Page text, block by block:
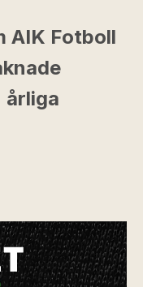
AIK Fotboll
årliga